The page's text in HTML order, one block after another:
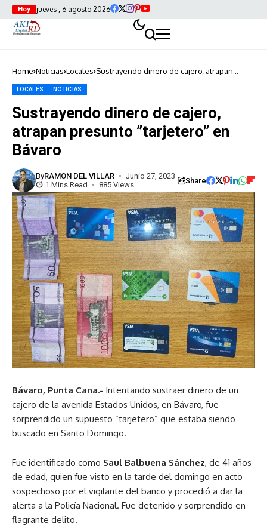
Hoy jueves , 6 agosto 2026
Home Noticias Locales Sustrayendo dinero de cajero, atrapan
LOCALES NOTICIAS
Sustrayendo dinero de cajero,
atrapan presunto ”tarjetero” en
Bávaro
ByRAMON DEL VILLAR
Junio 27, 2023
1 Mins Read
885 Views Share
Bávaro, Punta Cana.- Intentando sustraer dinero de un
cajero de la avenida Estados Unidos, en Bávaro, fue
sorprendido un supuesto ”tarjetero” que estaba siendo
buscado en Santo Domingo.
Fue identificado como Saul Balbuena Sánchez, de 41 años
de edad, quien fue visto en la tarde del domingo en acto
sospechoso por el vigilante del banco y procedió a dar la
alerta a la Policía Nacional. Fue detenido y sorprendido en
flagrante delito.